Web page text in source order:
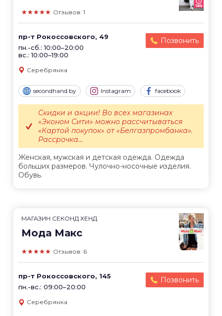
★★★★★ Отзывов: 1
пр-т Рокоссовского, 49
пн.-сб.: 10:00–20:00
вс.: 10:00–19:00
Позвонить
Серебрянка
secondhand.by Instagram facebook
Женская, мужская и детская одежда. Одежда
больших размеров. Чулочно-носочные изделия.
Обувь.
Скидки и акции! Во всех магазинах
«Эконом Сити» можно рассчитываться
«Картой покупок» от «Белгазпромбанка».
Рассрочка...
МАГАЗИН СЕКОНД ХЕНД
Мода Макс
★★★★★ Отзывов: 6
пр-т Рокоссовского, 145
пн.-вс.: 09:00–20:00
Позвонить
Серебрянка